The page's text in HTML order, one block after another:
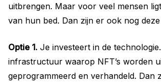
uitbrengen. Maar voor veel mensen
van hun bed. Dan zijn er ook nog
Optie 1. Je investeert in de
infrastructuur waarop NFT’s worden
geprogrammeerd en verhandeld. Dan